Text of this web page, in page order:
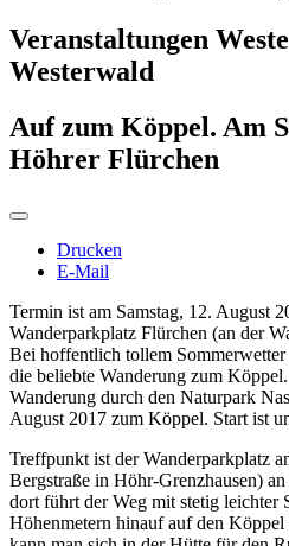
Veranstaltungen
Westerwald
Auf zum Köppel. Am
Höhrer Flürchen
Drucken
E-Mail
Termin ist am Samstag, 12. August
Wanderparkplatz Flürchen (an der
Bei hoffentlich tollem
die beliebte Wanderung zum
Wanderung durch den Naturpark
August 2017 zum Köppel. Start ist
Treffpunkt ist der Wanderparkplatz
Bergstraße in Höhr-Grenzhausen)
dort führt der Weg mit stetig leichter
Höhenmetern hinauf auf den